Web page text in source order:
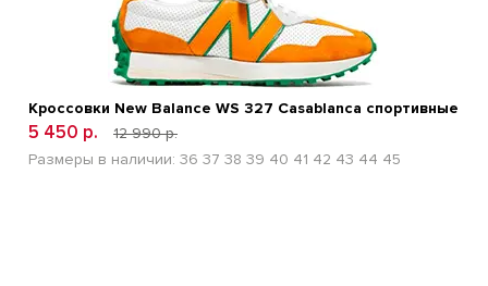
Кроссовки New Balance WS 327 Casablanca спортивные
5 450 р.
12 990 р.
Размеры в наличии: 36 37 38 39 40 41 42 43 44 45